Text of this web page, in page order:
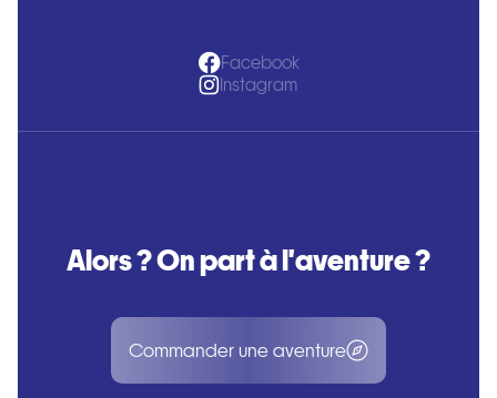
Facebook
Instagram
Alors ? On part à l'aventure ?
Commander une aventure